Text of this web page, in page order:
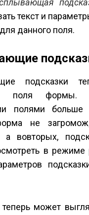
текст и
данного поля.
подсказки
поля формы.
полями
не
а во­вторых,
в режиме
теперь может